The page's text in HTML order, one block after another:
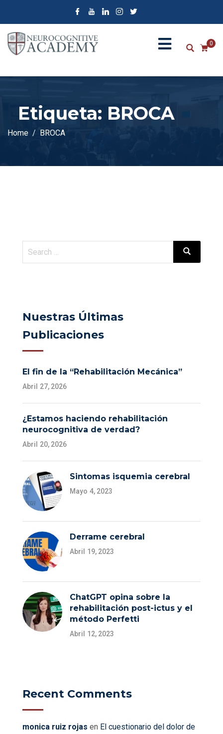
0
Etiqueta: BROCA
Home BROCA
Nuestras Últimas
Publicaciones
El fin de la “Rehabilitación Mecánica”
Abril 27, 2026
¿Estamos haciendo rehabilitación
neurocognitiva de verdad?
Abril 20, 2026
Sintomas isquemia cerebral
Mayo 4, 2023
Derrame cerebral
Abril 19, 2023
ChatGPT opina sobre la
rehabilitación post-ictus y el
método Perfetti
Abril 12, 2023
Recent Comments
monica ruiz rojas en El cuestionario del dolor de